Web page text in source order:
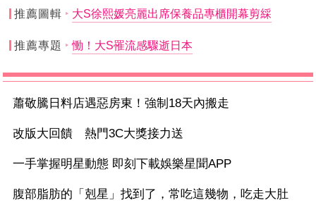
推薦圖輯 大S徐熙媛亮麗出席保養品專櫃開幕剪綵
推薦專題 慟！大S罹流感驟逝日本
蕭敬騰日料店遇惡房東！強制18天內搬走
改版大回饋 熱門3C大獎接力送
一手掌握明星動態 即刻下載娛樂星聞APP
腹部脂肪的「剋星」找到了，常吃這幾物，吃走大肚